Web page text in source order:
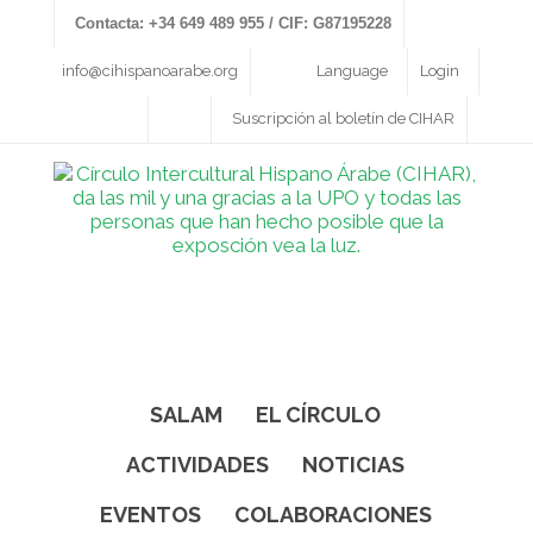
Contacta: +34 649 489 955 / CIF: G87195228
info@cihispanoarabe.org Login
Language
Suscripción al boletín de CIHAR
SALAM
EL CÍRCULO
ACTIVIDADES
NOTICIAS
EVENTOS
COLABORACIONES